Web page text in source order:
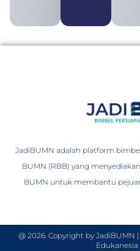
JadiBUMN adalah platform
BUMN (RBB) yang
BUMN untuk membantu
@ 2026. Copyright by JadiBUMN